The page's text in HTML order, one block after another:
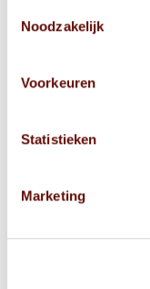
Noodzakelijk
Voorkeuren
Statistieken
Marketing